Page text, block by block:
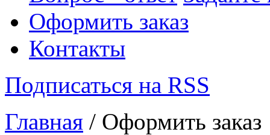
Оформить заказ
Контакты
Подписаться на RSS
Главная / Оформить заказ